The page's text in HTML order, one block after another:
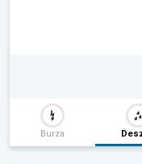
Burza